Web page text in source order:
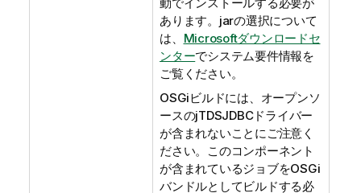
あります。jarの選択について
は、 Microsoftダウンロードセ
ンターでシステム要件情報を
ご覧ください。
OSGiビルドには、オープンソ
ースのjTDSJDBCドライバー
が含まれないことにご注意く
ださい。このコンポーネント
が含まれているジョブをOSGi
バンドルとしてビルドする必